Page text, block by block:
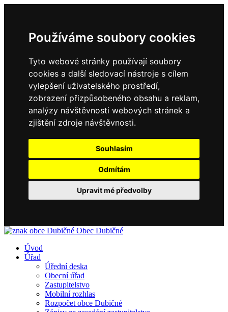
Používáme soubory cookies
Tyto webové stránky používají soubory
cookies a další sledovací nástroje s cílem
vylepšení uživatelského prostředí,
zobrazení přizpůsobeného obsahu a reklam,
analýzy návštěvnosti webových stránek a
zjištění zdroje návštěvnosti.
Souhlasím
Odmítám
Upravit mé předvolby
Obec Dubičné
Úvod
Úřad
Úřední deska
Obecní úřad
Zastupitelstvo
Mobilní rozhlas
Rozpočet obce Dubičné